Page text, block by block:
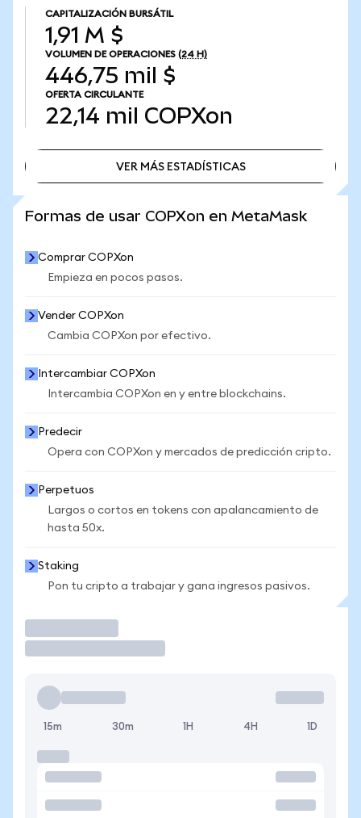
CAPITALIZACIÓN BURSÁTIL
1,91 M $
VOLUMEN DE OPERACIONES (24 H)
446,75 mil $
OFERTA CIRCULANTE
22,14 mil COPXon
VER MÁS ESTADÍSTICAS
Formas de usar COPXon en MetaMask
Comprar COPXon
Empieza en pocos pasos.
Vender COPXon
Cambia COPXon por efectivo.
Intercambiar COPXon
Intercambia COPXon en y entre blockchains.
Predecir
Opera con COPXon y mercados de predicción cripto.
Perpetuos
Largos o cortos en tokens con apalancamiento de
hasta 50x.
Staking
Pon tu cripto a trabajar y gana ingresos pasivos.
15m 30m 1H 4H 1D